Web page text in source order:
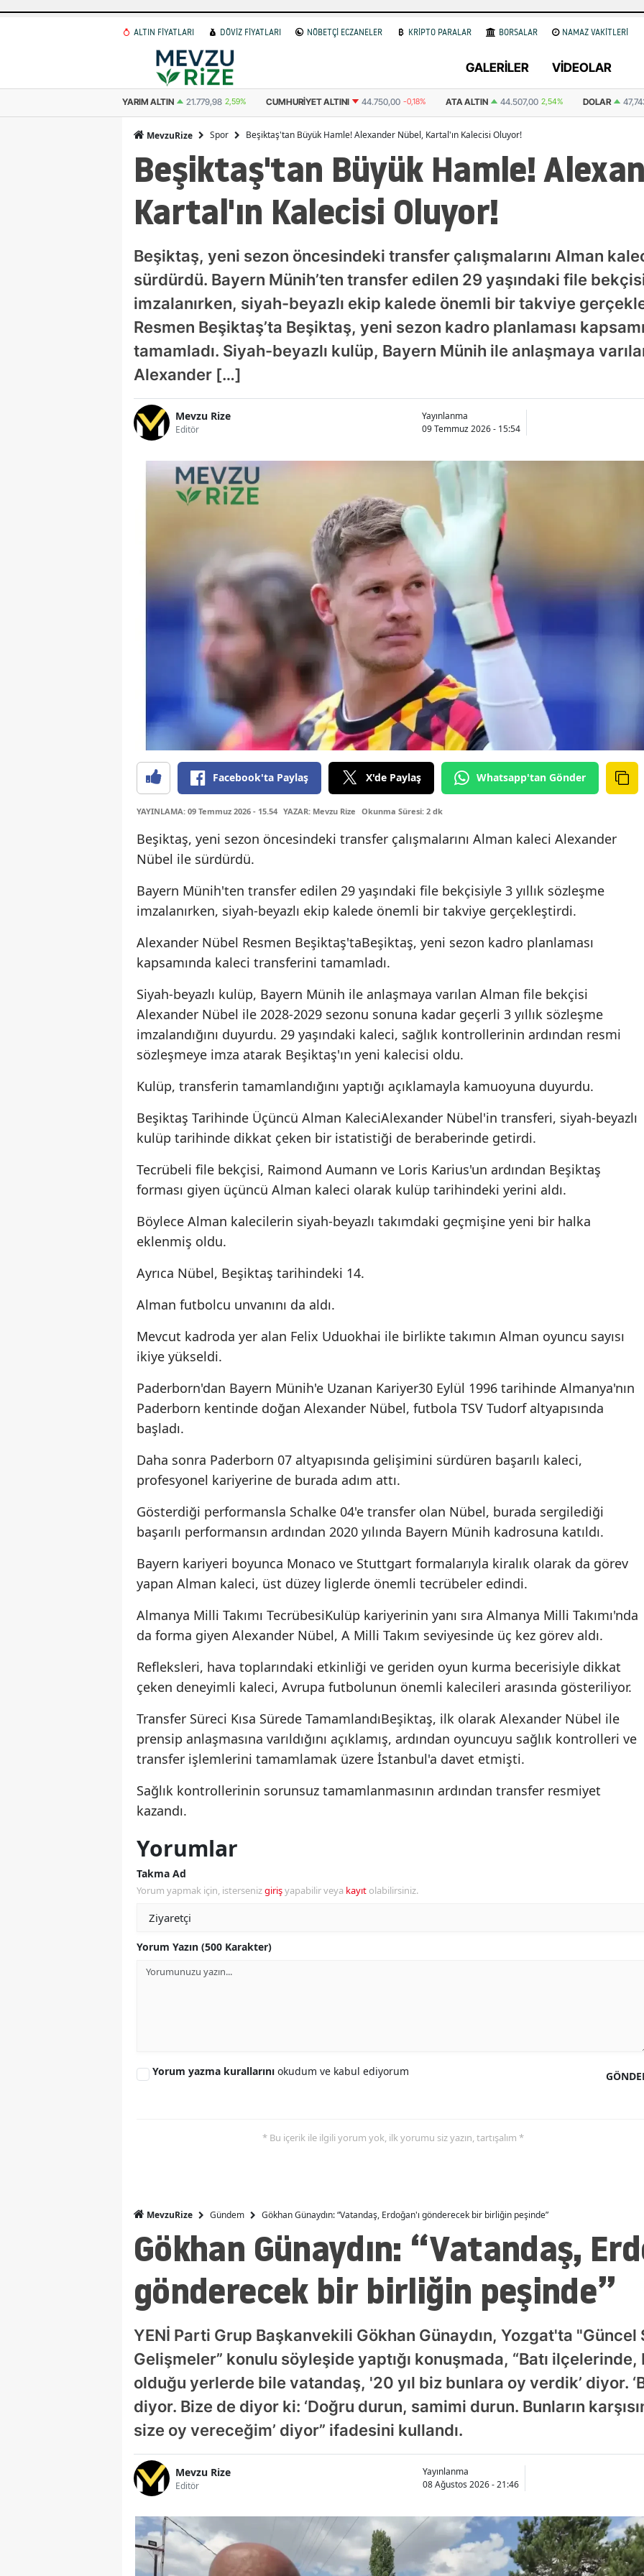
ALTIN FİYATLARI DÖVİZ FİYATLARI NÖBETÇİ ECZANELER KRİPTO PARALAR BORSALAR NAMAZ VAKİTLERİ
GALERİLER VİDEOLAR
YARIM ALTIN 21.779,98 2,59% CUMHURIYET ALTINI 44.750,00 -0,18% ATA ALTIN 44.507,00 2,54% DOLAR
MevzuRize Spor Beşiktaş'tan Büyük Hamle! Alexander Nübel, Kartal'ın Kalecisi Oluyor!
Beşiktaş'tan Büyük Hamle!
Kartal'ın Kalecisi Oluyor!
Beşiktaş, yeni sezon öncesindeki transfer çalışmalarını Alman
sürdürdü. Bayern Münih’ten transfer edilen 29 yaşındaki file
imzalanırken, siyah-beyazlı ekip kalede önemli bir takviye
Resmen Beşiktaş’ta Beşiktaş, yeni sezon kadro planlaması
tamamladı. Siyah-beyazlı kulüp, Bayern Münih ile anlaşmaya
Alexander […]
Mevzu Rize
Editör
Yayınlanma
09 Temmuz 2026 - 15:54
Facebook'ta Paylaş X'de Paylaş Whatsapp'tan Gönder
YAYINLAMA: 09 Temmuz 2026 - 15.54 YAZAR: Mevzu Rize Okunma Süresi: 2 dk
Beşiktaş, yeni sezon öncesindeki transfer çalışmalarını Alman kaleci Alexander
Nübel ile sürdürdü.
Bayern Münih'ten transfer edilen 29 yaşındaki file bekçisiyle 3 yıllık sözleşme
imzalanırken, siyah-beyazlı ekip kalede önemli bir takviye gerçekleştirdi.
Alexander Nübel Resmen Beşiktaş'taBeşiktaş, yeni sezon kadro planlaması
kapsamında kaleci transferini tamamladı.
Siyah-beyazlı kulüp, Bayern Münih ile anlaşmaya varılan Alman file bekçisi
Alexander Nübel ile 2028-2029 sezonu sonuna kadar geçerli 3 yıllık sözleşme
imzalandığını duyurdu. 29 yaşındaki kaleci, sağlık kontrollerinin ardından resmi
sözleşmeye imza atarak Beşiktaş'ın yeni kalecisi oldu.
Kulüp, transferin tamamlandığını yaptığı açıklamayla kamuoyuna duyurdu.
Beşiktaş Tarihinde Üçüncü Alman KaleciAlexander Nübel'in transferi, siyah-beyazlı
kulüp tarihinde dikkat çeken bir istatistiği de beraberinde getirdi.
Tecrübeli file bekçisi, Raimond Aumann ve Loris Karius'un ardından Beşiktaş
forması giyen üçüncü Alman kaleci olarak kulüp tarihindeki yerini aldı.
Böylece Alman kalecilerin siyah-beyazlı takımdaki geçmişine yeni bir halka
eklenmiş oldu.
Ayrıca Nübel, Beşiktaş tarihindeki 14.
Alman futbolcu unvanını da aldı.
Mevcut kadroda yer alan Felix Uduokhai ile birlikte takımın Alman oyuncu sayısı
ikiye yükseldi.
Paderborn'dan Bayern Münih'e Uzanan Kariyer30 Eylül 1996 tarihinde Almanya'nın
Paderborn kentinde doğan Alexander Nübel, futbola TSV Tudorf altyapısında
başladı.
Daha sonra Paderborn 07 altyapısında gelişimini sürdüren başarılı kaleci,
profesyonel kariyerine de burada adım attı.
Gösterdiği performansla Schalke 04'e transfer olan Nübel, burada sergilediği
başarılı performansın ardından 2020 yılında Bayern Münih kadrosuna katıldı.
Bayern kariyeri boyunca Monaco ve Stuttgart formalarıyla kiralık olarak da görev
yapan Alman kaleci, üst düzey liglerde önemli tecrübeler edindi.
Almanya Milli Takımı TecrübesiKulüp kariyerinin yanı sıra Almanya Milli Takımı'nda
da forma giyen Alexander Nübel, A Milli Takım seviyesinde üç kez görev aldı.
Refleksleri, hava toplarındaki etkinliği ve geriden oyun kurma becerisiyle dikkat
çeken deneyimli kaleci, Avrupa futbolunun önemli kalecileri arasında gösteriliyor.
Transfer Süreci Kısa Sürede TamamlandıBeşiktaş, ilk olarak Alexander Nübel ile
prensip anlaşmasına varıldığını açıklamış, ardından oyuncuyu sağlık kontrolleri ve
transfer işlemlerini tamamlamak üzere İstanbul'a davet etmişti.
Sağlık kontrollerinin sorunsuz tamamlanmasının ardından transfer resmiyet
kazandı.
Yorumlar
Takma Ad
Yorum yapmak için, istersenizgirişyapabilir veya kayıt olabilirsiniz.
Yorum Yazın (500 Karakter)
Yorum yazma kurallarını okudum ve kabul ediyorum
* Bu içerik ile ilgili yorum yok, ilk yorumu siz yazın, tartışalım *
MevzuRize Gündem Gökhan Günaydın: “Vatandaş, Erdoğan'ı gönderecek bir birliğin peşinde”
Gökhan Günaydın: “Vatandaş,
gönderecek bir birliğin peşinde”
YENİ Parti Grup Başkanvekili Gökhan Günaydın, Yozgat'ta "Güncel
Gelişmeler” konulu söyleşide yaptığı konuşmada, “Batı ilçelerinde,
olduğu yerlerde bile vatandaş, '20 yıl biz bunlara oy verdik’ diyor.
diyor. Bize de diyor ki: ‘Doğru durun, samimi durun. Bunların
size oy vereceğim’ diyor” ifadesini kullandı.
Mevzu Rize
Editör
Yayınlanma
08 Ağustos 2026 - 21:46